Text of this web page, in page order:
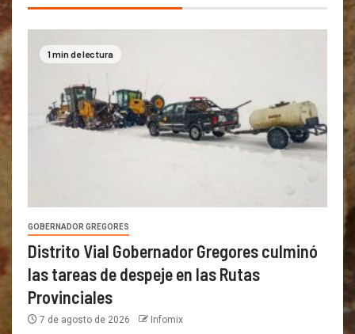
1 min de lectura
GOBERNADOR GREGORES
Distrito Vial Gobernador Gregores culminó
las tareas de despeje en las Rutas
Provinciales
7 de agosto de 2026 Infomix